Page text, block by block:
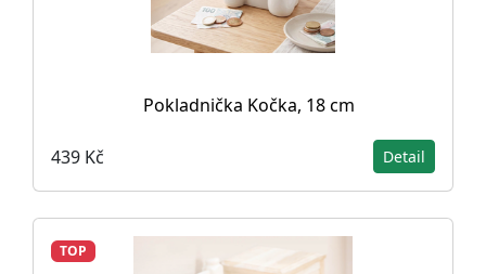
Pokladnička Kočka, 18 cm
439 Kč Detail
TOP